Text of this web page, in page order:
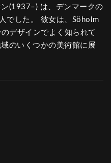
(1937–) は、デンマークの
でした。 彼女は、Söholm
デザインでよく知られて
のいくつかの美術館に展